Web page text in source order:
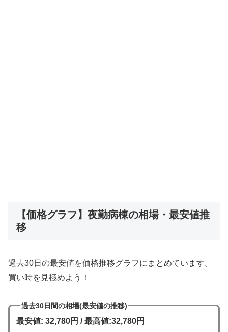
【価格グラフ】夜勤病棟の相場・最安値推
移
過去30日の最安値を価格推移グラフにまとめています。
買い時を見極めよう！
過去30日間の相場(最安値の推移)
最安値: 32,780円 / 最高値:32,780円